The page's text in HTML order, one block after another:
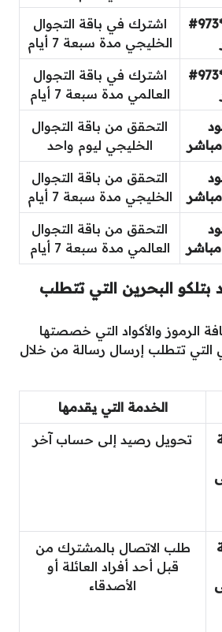
الاتصال على الكود *973#
اشترك في باقة التجوال
الخليجي مدة سبعة 7 أيام
الاتصال على الكود *973#
اشترك في باقة التجوال
العالمي مدة سبعة 7 أيام
التحقق من باقة التجوال
الخليجي ليوم واحد
التحقق من باقة التجوال
الخليجي مدة سبعة 7 أيام
التحقق من باقة التجوال
العالمي مدة سبعة 7 أيام
بتلكو البحرين التي تتطلب
الرموز والأكواد التي خصصتها
التي تتطلب إرسال رسالة من خلال
الخدمة التي يقدمها
تحويل رصيد إلى حساب آخر
طلب الاتصال بالمشترك من
قبل أحد أفراد العائلة أو
الأصدقاء